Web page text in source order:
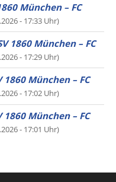
München – FC
- 17:33 Uhr)
1860 München – FC
- 17:29 Uhr)
München – FC
- 17:02 Uhr)
München – FC
- 17:01 Uhr)